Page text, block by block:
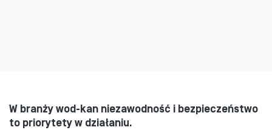
W branży wod-kan niezawodność i bezpieczeństwo
to priorytety w działaniu.